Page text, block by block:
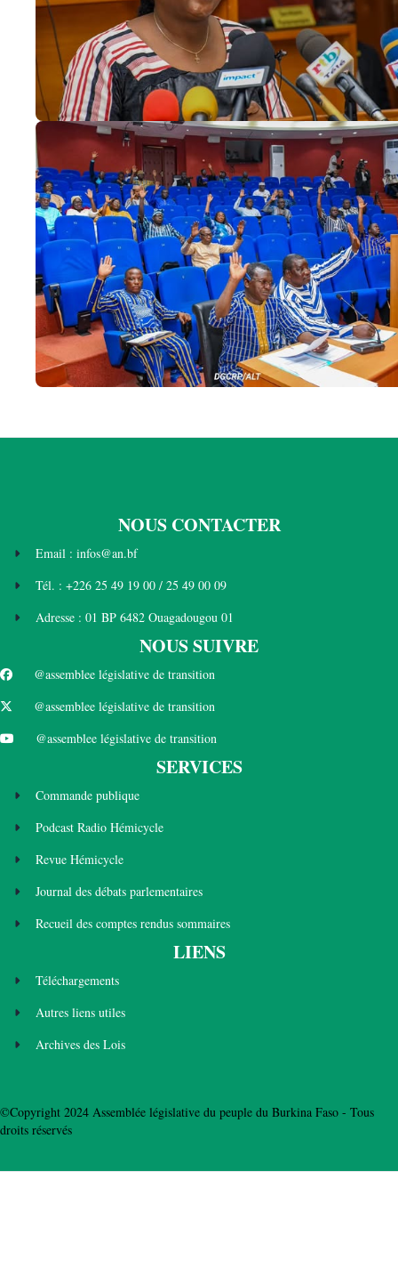
NOUS CONTACTER
Email : infos@an.bf
Tél. : +226 25 49 19 00 / 25 49 00 09
Adresse : 01 BP 6482 Ouagadougou 01
NOUS SUIVRE
@assemblee législative de transition
@assemblee législative de transition
@assemblee législative de transition
SERVICES
Commande publique
Podcast Radio Hémicycle
Revue Hémicycle
Journal des débats parlementaires
Recueil des comptes rendus sommaires
LIENS
Téléchargements
Autres liens utiles
Archives des Lois
©Copyright 2024 Assemblée législative du peuple du Burkina Faso - Tous
droits réservés